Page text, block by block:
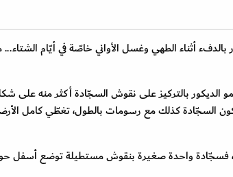
أثناء الطهي وغسل الأواني خاصّة في أيّام الشتاء...
بالتركيز على نقوش السجّادة أكثر منه على
السجّادة كذلك مع رسومات بالطول، تغطّي كامل
فسجّادة واحدة صغيرة بنقوش مستطيلة توضع